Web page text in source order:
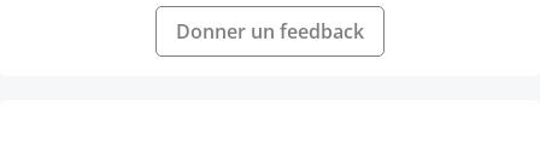
Donner un feedback